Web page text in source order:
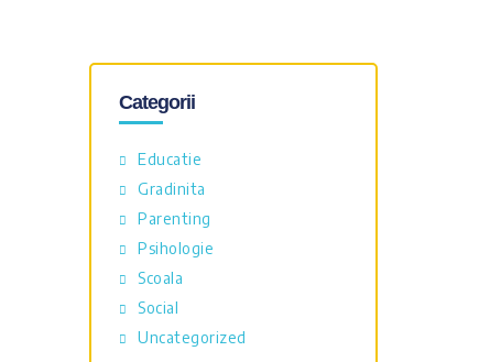
Categorii
Educatie
Gradinita
Parenting
Psihologie
Scoala
Social
Uncategorized